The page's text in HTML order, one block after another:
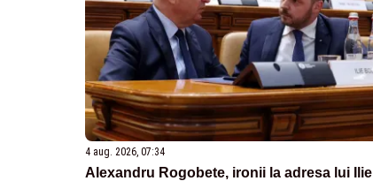
4 aug. 2026, 07:34
Alexandru Rogobete, ironii la adresa lui Ilie